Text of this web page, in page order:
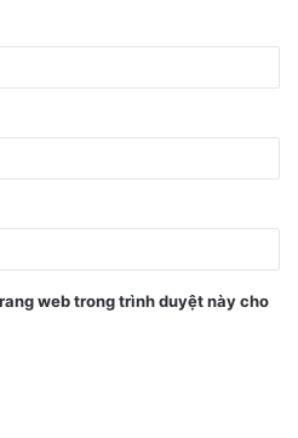
đầu sang trái hoặc phải.
web trong trình duyệt này cho